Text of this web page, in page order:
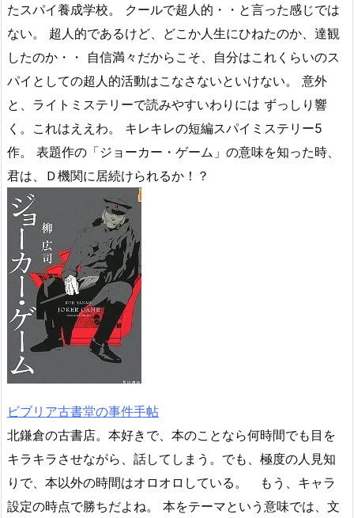
たスパイ養成学校。 クールで超人的・・と言った感じでは
ない。 超人的であるけど、どこか人生にひねたのか、達観
したのか・・ 自信満々だからこそ、自分はこれくらいのス
パイとしての超人的活動はこなさないといけない。 意外
と、ライトミステリーで読みやすいわりには ずっしり響
く。これはええわ。 キレキレの短編スパイミステリー5
作。 表題作の「ジョーカー・ゲーム」の意味を知った時、
君は、Ｄ機関に居続けられるか！？
ビブリア古書堂の事件手帖
北鎌倉の古書店。本好きで、本のことなら何時間でも目を
キラキラさせながら、話してしまう。でも、極度の人見知
りで、本以外の時間はオロオロしている。 もう、キャラ
設定の時点で勝ちだよね。 本をテーマという意味では、文